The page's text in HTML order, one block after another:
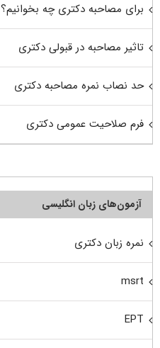
برای مصاحبه دکتری چه بخوانیم؟
تاثیر مصاحبه در قبولی دکتری
حد نصاب نمره مصاحبه دکتری
فرم صلاحیت عمومی دکتری
آزمون‌های زبان انگلیسی
نمره زبان دکتری
msrt
EPT